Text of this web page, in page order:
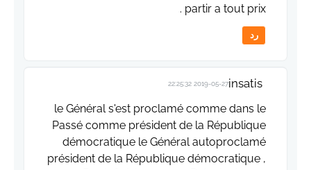
partir a tout prix .
رد
insatis
2019-05-27 22:25:32
le Général s'est proclamé comme dans le
Passé comme président de la République
démocratique le Général autoproclamé
président de la République démocratique ,